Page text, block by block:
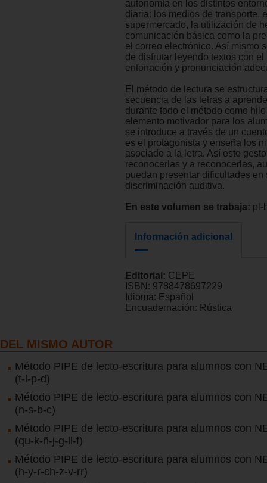
autonomía en los distintos
diaria: los medios de transporte,
supermercado, la utilización de
comunicación básica como la
el correo electrónico. Así mismo
de disfrutar leyendo textos con el
entonación y pronunciación
El método de lectura se
secuencia de las letras a
durante todo el método como
elemento motivador para los
se introduce a través de un
es el protagonista y enseña los
asociado a la letra. Así este
reconocerlas y a reconocerlas,
puedan presentar dificultades en
discriminación auditiva.
En este volumen se trabaja: pl-
Información adicional
Editorial: CEPE
ISBN: 9788478697229
Idioma: Español
Encuadernación: Rústica
DEL MISMO AUTOR
Método PIPE de lecto-escritura para alumnos con
(t-l-p-d)
Método PIPE de lecto-escritura para alumnos con
(n-s-b-c)
Método PIPE de lecto-escritura para alumnos con
(qu-k-ñ-j-g-ll-f)
Método PIPE de lecto-escritura para alumnos con
(h-y-r-ch-z-v-rr)